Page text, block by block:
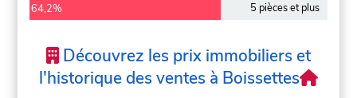
64,2% 5 pièces et plus
Découvrez les prix immobiliers et
l'historique des ventes à Boissettes